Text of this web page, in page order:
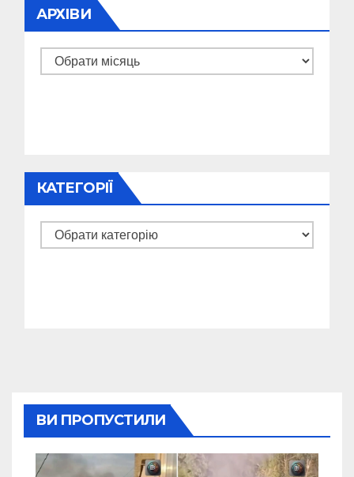
АРХІВИ
Архіви
КАТЕГОРІЇ
Категорії
ВИ ПРОПУСТИЛИ